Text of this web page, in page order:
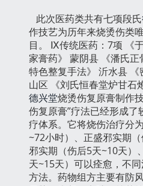
此次医药类共有七项段氏
作技艺为历年来烧烫伤类
目。 Ⅸ传统医药：7项 《
家膏药》 蒙阴县 《潘氏
特色整复手法》 沂水县
山区 《刘氏恒春堂炉甘石
德兴堂烧烫伤复原膏制作
伤复原膏”疗法已经形成
疗体系。它将烧伤治疗分
~72小时）、正盛邪实期
邪实期（伤后5天~10天）
天~15天）可以痊愈，不
方法。药物组方主要有防